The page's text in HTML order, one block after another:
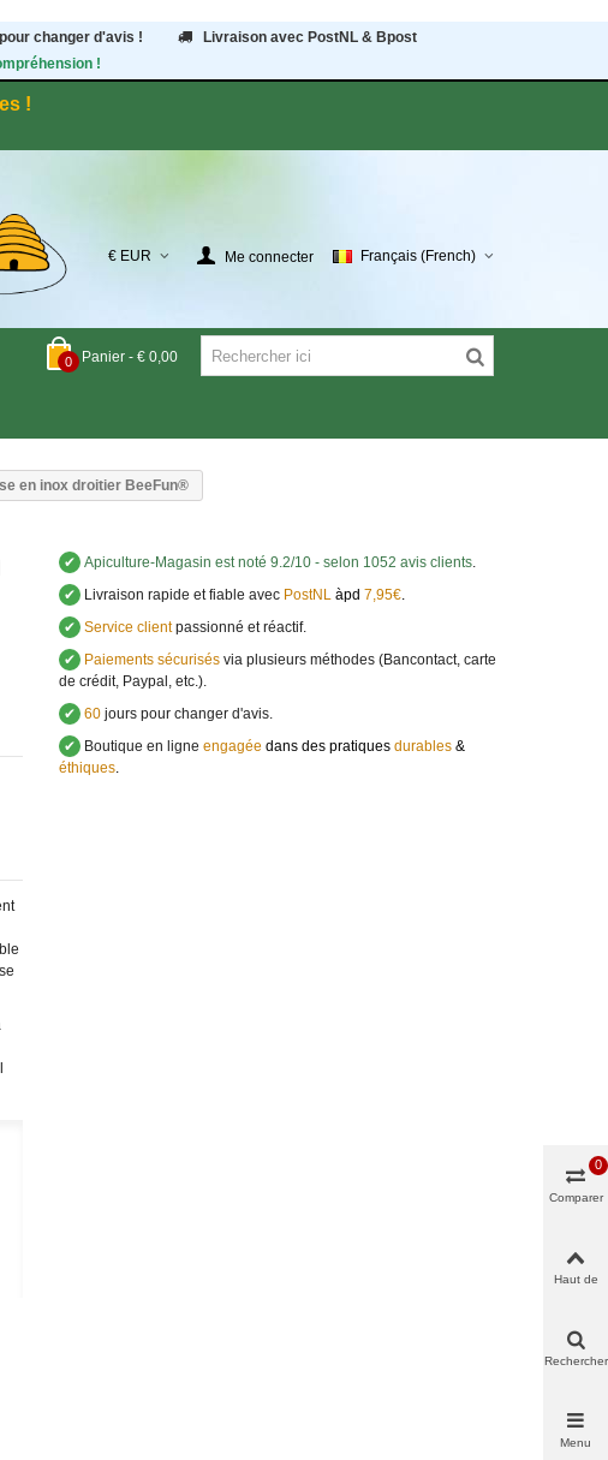
changer d'avis !
Livraison avec PostNL & Bpost
!
!
€ EUR Me connecter Français (French)
0 Panier - € 0,00
en inox droitier BeeFun®
✔ Apiculture-Magasin est noté 9.2/10 - selon 1052 avis clients.
✔ Livraison rapide et fiable avecPostNL àpd 7,95€.
✔ Service clientpassionné et réactif.
✔ Paiements sécurisésvia plusieurs méthodes (Bancontact, carte
de crédit, Paypal, etc.).
✔ 60jours pour changer d'avis.
✔ Boutique en ligne engagée dans des pratiques durables&
éthiques.
Comparer
0
Haut de
Rechercher
Menu